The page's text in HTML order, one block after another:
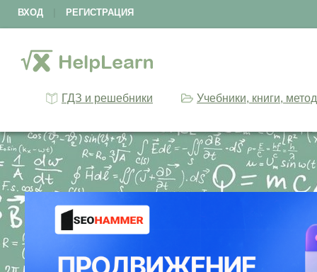
ВХОД РЕГИСТРАЦИЯ
ГДЗ и решебники Учебники, книги,